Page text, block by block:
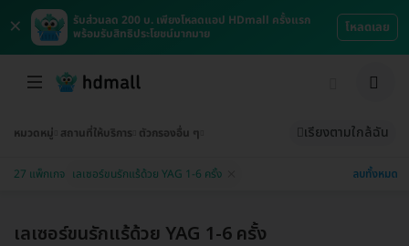
×
รับส่วนลด 200 บ. เพียงโหลดแอป HDmall ครั้งแรก
พร้อมรับสิทธิประโยชน์มากมาย
โหลดเลย
หมวดหมู่ สถานที่ให้บริการ ตัวกรองอื่น ๆ เรียงตามใกล้ฉัน
27 แพ็กเกจ เลเซอร์ขนรักแร้ด้วย YAG 1-6 ครั้ง ลบทั้งหมด
เลเซอร์ขนรักแร้ด้วย YAG 1-6 ครั้ง